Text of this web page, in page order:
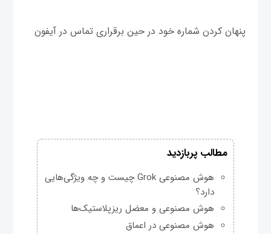
پنهان کردن شماره خود در حین برقراری تماس در آیفون
مطالب پربازدید
هوش مصنوعی Grok چیست و چه ویژگی‌هایی
دارد؟
هوش مصنوعی و معضل ریزپلاستیک‌ها
هوش مصنوعی در اعماق